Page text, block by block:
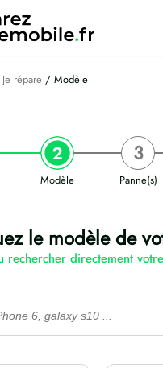
Je répare / Modèle
Modèle Panne(s)
le modèle de
rechercher directement